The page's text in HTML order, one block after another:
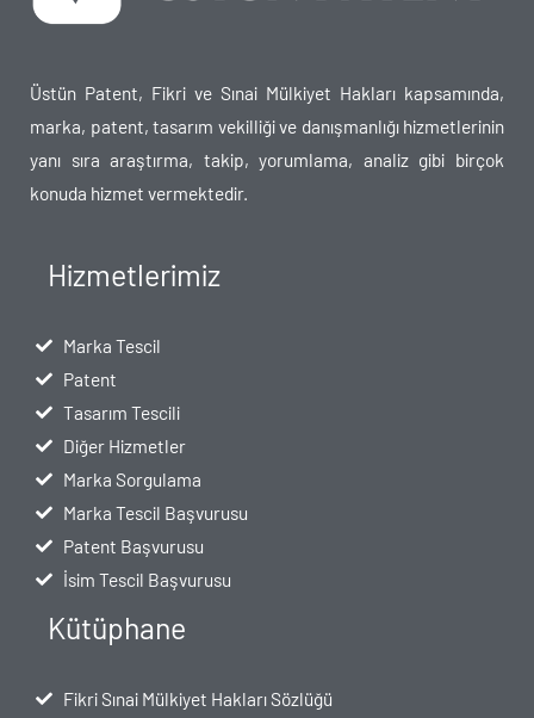
Üstün Patent, Fikri ve Sınai Mülkiyet Hakları kapsamında,
marka, patent, tasarım vekilliği ve danışmanlığı hizmetlerinin
yanı sıra araştırma, takip, yorumlama, analiz gibi birçok
konuda hizmet vermektedir.
Hizmetlerimiz
Marka Tescil
Patent
Tasarım Tescili
Diğer Hizmetler
Marka Sorgulama
Marka Tescil Başvurusu
Patent Başvurusu
İsim Tescil Başvurusu
Kütüphane
Fikri Sınai Mülkiyet Hakları Sözlüğü